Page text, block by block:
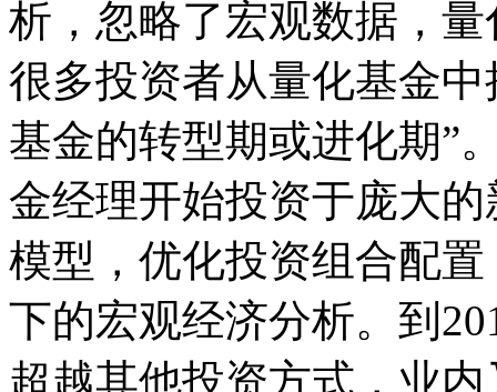
析，忽略了宏观数据，
很多投资者从量化基金
基金的转型期或进化期”
金经理开始投资于庞大
模型，优化投资组合配
下的宏观经济分析。到
超越其他投资方式，业